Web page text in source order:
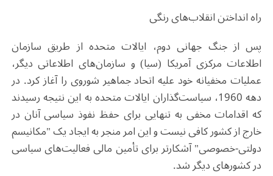
راه انداختن انقلاب‌های رنگی
پس از جنگ جهانی دوم، ایالات متحده از طریق سازمان
اطلاعات مرکزی آمریکا (سیا) و سازمان‌های اطلاعاتی دیگر،
عملیات مخفیانه خود علیه اتحاد جماهیر شوروی را آغاز کرد. در
دهه 1960، سیاست‌گذاران ایالات متحده به این نتیجه رسیدند
که اقدامات مخفی به تنهایی برای حفظ نفوذ سیاسی آنان در
خارج از کشور کافی نیست و این امر منجر به ایجاد یک "مکانیسم
دولتی-خصوصی" آشکارتر برای تأمین مالی فعالیت‌های سیاسی
در کشورهای دیگر شد.